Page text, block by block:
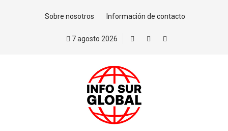
Sobre nosotros Información de contacto
7 agosto 2026